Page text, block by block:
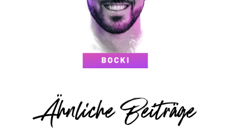
Ähnliche Beiträge